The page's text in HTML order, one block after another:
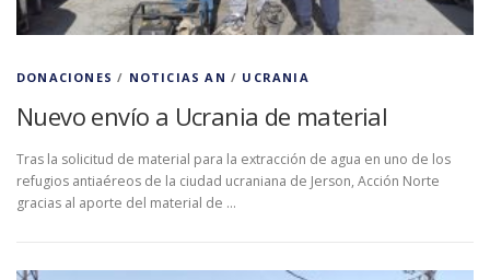
DONACIONES / NOTICIAS AN / UCRANIA
Nuevo envío a Ucrania de material
Tras la solicitud de material para la extracción de agua en uno de los
refugios antiaéreos de la ciudad ucraniana de Jerson, Acción Norte
gracias al aporte del material de …